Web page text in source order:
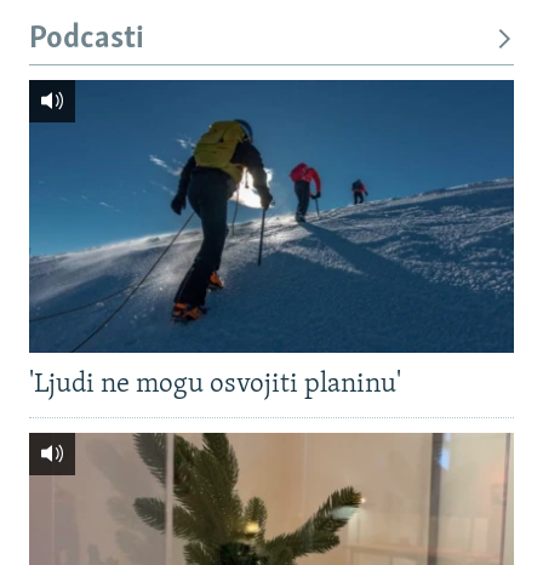
Podcasti
'Ljudi ne mogu osvojiti planinu'